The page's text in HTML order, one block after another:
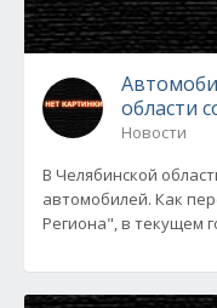
области
Новости
В Челябинской
автомобилей. Как
Региона", в текущем